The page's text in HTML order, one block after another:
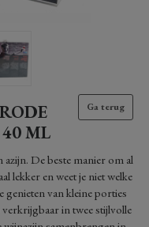
Ga terug
ML
De beste manier om al
lekker en weet je niet welke
genieten van kleine porties
in twee stijlvolle